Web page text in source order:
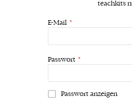
teachkits
E-Mail
Passwort
Passwort anzeigen